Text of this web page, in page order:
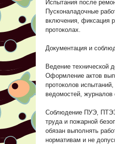
Испытания после
Пусконаладочные
включения, фиксация
протоколах.
Документация и
Ведение технической
Оформление актов
протоколов
ведомостей, журналов
Соблюдение ПУЭ,
труда и пожарной
обязан выполнять
нормативам и не